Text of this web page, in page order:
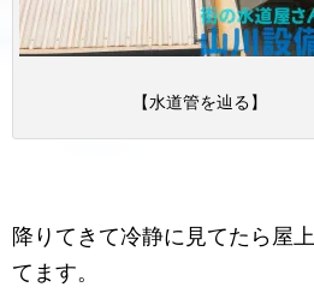
【水道管を辿る】
降りてきて冷静に見てたら屋
てます。